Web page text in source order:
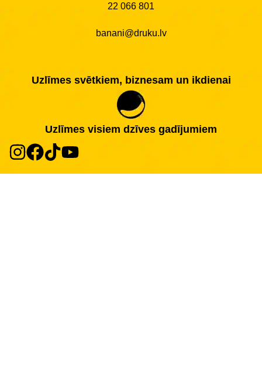
22 066 801
banani@druku.lv
Uzlīmes svētkiem, biznesam un ikdienai
Uzlīmes visiem dzīves gadījumiem